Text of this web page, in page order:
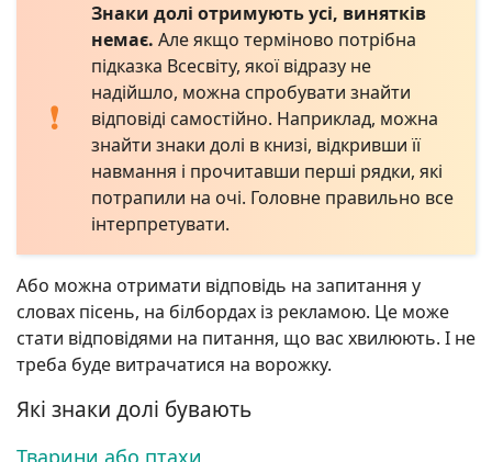
Знаки долі отримують усі, винятків
немає. Але якщо терміново потрібна
підказка Всесвіту, якої відразу не
надійшло, можна спробувати знайти
відповіді самостійно. Наприклад, можна
знайти знаки долі в книзі, відкривши її
навмання і прочитавши перші рядки, які
потрапили на очі. Головне правильно все
інтерпретувати.
Або можна отримати відповідь на запитання у
словах пісень, на білбордах із рекламою. Це може
стати відповідями на питання, що вас хвилюють. І не
треба буде витрачатися на ворожку.
Які знаки долі бувають
Тварини або птахи